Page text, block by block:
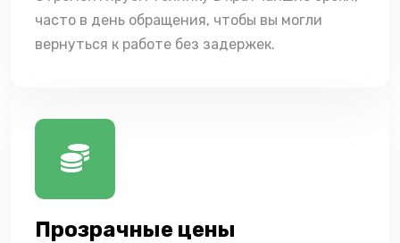
часто в день обращения, чтобы вы могли
вернуться к работе без задержек.
Прозрачные цены